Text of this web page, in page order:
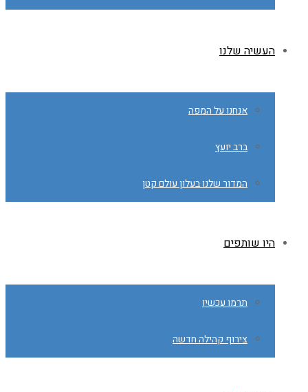
העשיה שלנו
אנחנו על המפה
ברב יועץ
המדור שלנו בעלון עולם קטן
היו שותפים
תרמו עכשיו
צירוף קהילה חדשה